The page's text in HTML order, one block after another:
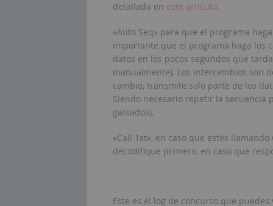
detallada en este artículo.
«Auto Seq» para que el programa
importante que el programa haga los
datos en los pocos segundos que
manualmente). Los intercambios son
cambio, transmite solo parte de los
Siendo necesario repetir la secuencia
gastados).
«Call 1st», en caso que estés
decodifique primero, en caso que
Este es el log de concurso que